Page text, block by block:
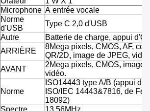
Microphone À entrée vocale
Norme
d'USB
Type C 2,0 d'USB
Autre
Batterie de charge, appui
ARRIÈRE
8Mega pixels, CMOS, AF,
QR/2D, image de JPEG,
AVANT
2Mega pixels, CMOS, image
vidéo.
Norme
ISO14443 type A/B (appui de
ISO/IEC 14443&7816, de
18092)